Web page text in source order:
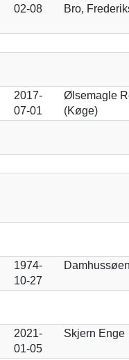
02-08
Bro,
2017-
07-01
Ølsemagle
(Køge)
1974-
10-27
2021-
01-05
Skjern Enge